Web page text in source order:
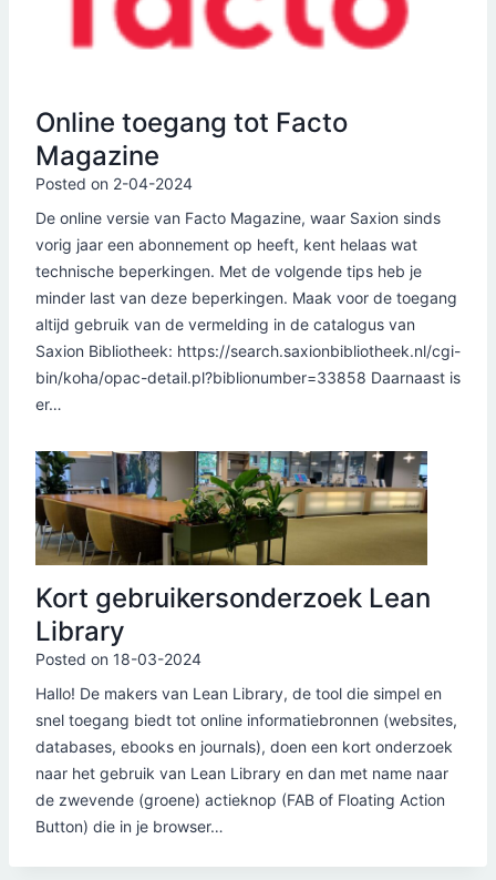
Online toegang tot Facto
Magazine
Posted on 2-04-2024
De online versie van Facto Magazine, waar Saxion sinds
vorig jaar een abonnement op heeft, kent helaas wat
technische beperkingen. Met de volgende tips heb je
minder last van deze beperkingen. Maak voor de toegang
altijd gebruik van de vermelding in de catalogus van
Saxion Bibliotheek: https://search.saxionbibliotheek.nl/cgi-
bin/koha/opac-detail.pl?biblionumber=33858 Daarnaast is
er…
Kort gebruikersonderzoek Lean
Library
Posted on 18-03-2024
Hallo! De makers van Lean Library, de tool die simpel en
snel toegang biedt tot online informatiebronnen (websites,
databases, ebooks en journals), doen een kort onderzoek
naar het gebruik van Lean Library en dan met name naar
de zwevende (groene) actieknop (FAB of Floating Action
Button) die in je browser…